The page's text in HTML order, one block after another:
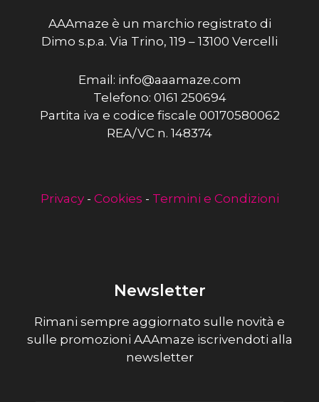
AAAmaze è un marchio registrato di
Dimo s.p.a. Via Trino, 119 – 13100 Vercelli
Email: info@aaamaze.com
Telefono: 0161 250694
Partita iva e codice fiscale 00170580062
REA/VC n. 148374
Privacy- Cookies - Termini e Condizioni
Newsletter
Rimani sempre aggiornato sulle novità e
sulle promozioni AAAmaze iscrivendoti alla
newsletter